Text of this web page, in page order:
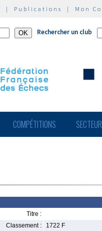
| Publications | Mon
Rechercher un club
COMPÉTITIONS
Titre :
Classement :
1722 F